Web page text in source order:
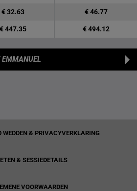
€ 32.63 € 46.77
€ 447.35 € 494.12
EMMANUEL
WEDDEN & PRIVACYVERKLARING
& SESSIEDETAILS
VOORWAARDEN